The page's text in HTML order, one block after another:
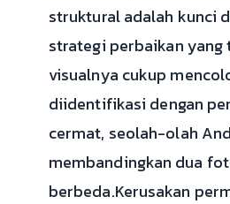
struktural adalah kunci
strategi perbaikan yang
visualnya cukup
diidentifikasi dengan
cermat, seolah-olah
membandingkan dua
berbeda.Kerusakan